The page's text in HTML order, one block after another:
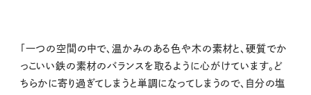
「一つの空間の中で、温かみのある色や木の素材と、硬質でか
っこいい鉄の素材のバランスを取るように心がけています。ど
ちらかに寄り過ぎてしまうと単調になってしまうので、自分の塩